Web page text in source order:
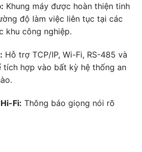
Khung máy được hoàn thiện tinh
độ làm việc liên tục tại các
khu công nghiệp.
Hỗ trợ TCP/IP, Wi-Fi, RS-485 và
tích hợp vào bất kỳ hệ thống an
Fi: Thông báo giọng nói rõ